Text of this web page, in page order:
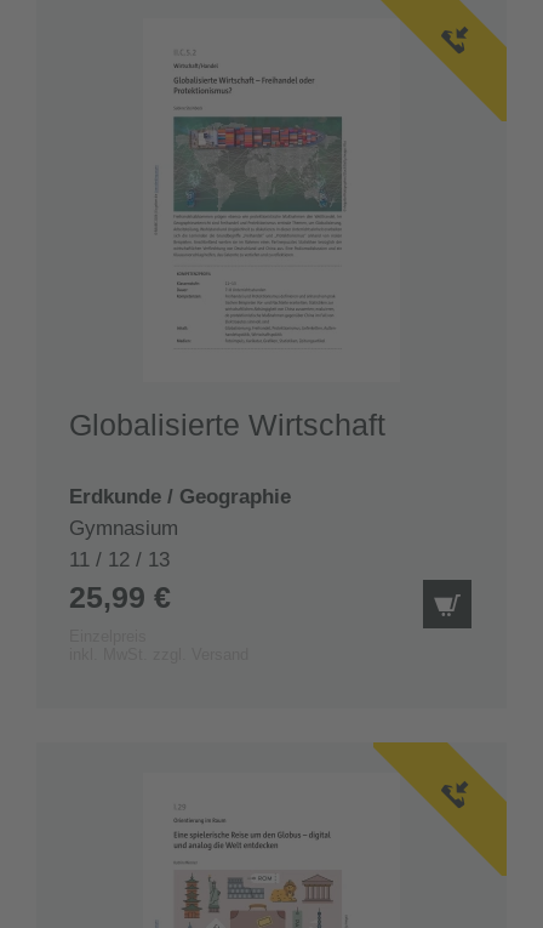
Globalisierte Wirtschaft
Erdkunde / Geographie
Gymnasium
11 / 12 / 13
25,99 €
IN DEN